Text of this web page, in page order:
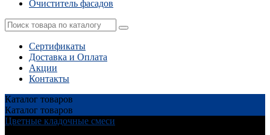
Очиститель фасадов
Сертификаты
Доставка и Оплата
Акции
Контакты
Каталог товаров
Каталог товаров
Цветные кладочные смеси